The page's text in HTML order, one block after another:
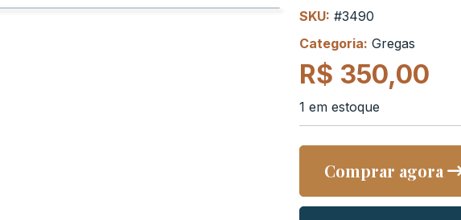
SKU: #3490
Categoria: Gregas
R$ 350,00
1 em estoque
Comprar agora